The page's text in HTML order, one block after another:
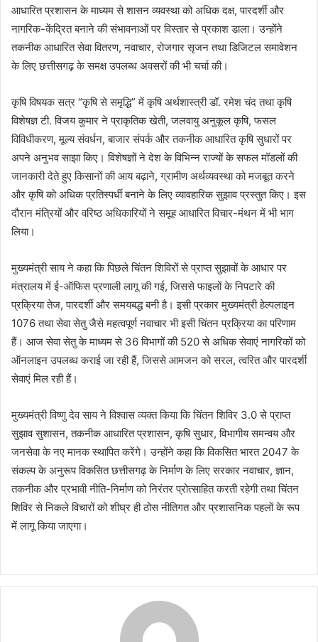
आधारित प्रशासन के माध्यम से शासन व्यवस्था को अधिक दक्ष, पारदर्शी और
नागरिक-केंद्रित बनाने की संभावनाओं पर विस्तार से प्रकाश डाला। उन्होंने
तकनीक आधारित सेवा वितरण, नवाचार, रोजगार सृजन तथा डिजिटल समावेशन
के लिए छत्तीसगढ़ के समक्ष उपलब्ध अवसरों की भी चर्चा की।
कृषि विषयक सत्र “कृषि से समृद्धि” में कृषि अर्थशास्त्री डॉ. रमेश चंद तथा कृषि
विशेषज्ञ टी. विजय कुमार ने प्राकृतिक खेती, जलवायु अनुकूल कृषि, फसल
विविधीकरण, मूल्य संवर्धन, बाजार संपर्क और तकनीक आधारित कृषि सुधारों पर
अपने अनुभव साझा किए। विशेषज्ञों ने देश के विभिन्न राज्यों के सफल मॉडलों की
जानकारी देते हुए किसानों की आय बढ़ाने, ग्रामीण अर्थव्यवस्था को मजबूत करने
और कृषि को अधिक प्रतिस्पर्धी बनाने के लिए व्यावहारिक सुझाव प्रस्तुत किए। इस
दौरान मंत्रियों और वरिष्ठ अधिकारियों ने समूह आधारित विचार-मंथन में भी भाग
लिया।
मुख्यमंत्री साय ने कहा कि पिछले चिंतन शिविरों से प्राप्त सुझावों के आधार पर
मंत्रालय में ई-ऑफिस प्रणाली लागू की गई, जिससे फाइलों के निपटारे की
प्रक्रिया तेज, पारदर्शी और समयबद्ध बनी है। इसी प्रकार मुख्यमंत्री हेल्पलाइन
1076 तथा सेवा सेतु जैसे महत्वपूर्ण नवाचार भी इसी चिंतन प्रक्रिया का परिणाम
हैं। आज सेवा सेतु के माध्यम से 36 विभागों की 520 से अधिक सेवाएं नागरिकों को
ऑनलाइन उपलब्ध कराई जा रही हैं, जिससे आमजन को सरल, त्वरित और पारदर्शी
सेवाएं मिल रही हैं।
मुख्यमंत्री विष्णु देव साय ने विश्वास व्यक्त किया कि चिंतन शिविर 3.0 से प्राप्त
सुझाव सुशासन, तकनीक आधारित प्रशासन, कृषि सुधार, विभागीय समन्वय और
जनसेवा के नए मानक स्थापित करेंगे। उन्होंने कहा कि विकसित भारत 2047 के
संकल्प के अनुरूप विकसित छत्तीसगढ़ के निर्माण के लिए सरकार नवाचार, ज्ञान,
तकनीक और प्रभावी नीति-निर्माण को निरंतर प्रोत्साहित करती रहेगी तथा चिंतन
शिविर से निकले विचारों को शीघ्र ही ठोस नीतिगत और प्रशासनिक पहलों के रूप
में लागू किया जाएगा।